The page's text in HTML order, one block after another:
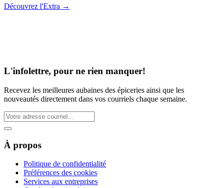
Découvrez l'Extra →
L'infolettre, pour ne rien manquer!
Recevez les meilleures aubaines des épiceries ainsi que les
nouveautés directement dans vos courriels chaque semaine.
À propos
Politique de confidentialité
Préférences des cookies
Services aux entreprises